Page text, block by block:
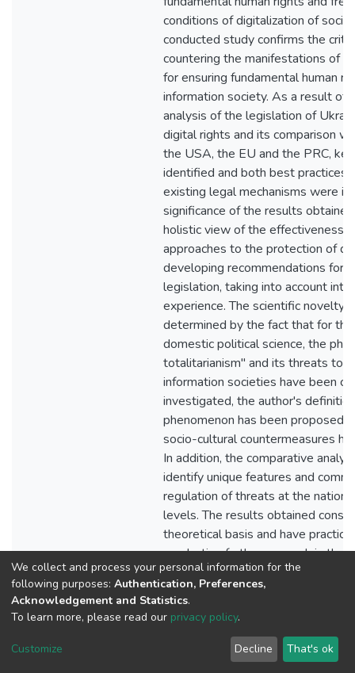
We collect and process your personal information for the
following purposes: Authentication, Preferences,
Acknowledgement and Statistics.
To learn more, please read our privacy policy.
Customize Decline That's ok